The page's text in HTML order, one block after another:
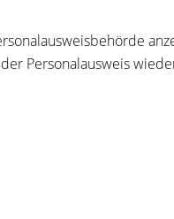
Personalausweis